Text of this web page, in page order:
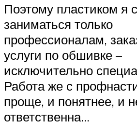
Поэтому пластиком я
заниматься только
профессионалам,
услуги по обшивке –
исключительно
Работа же с
проще, и понятнее, и
ответственна…